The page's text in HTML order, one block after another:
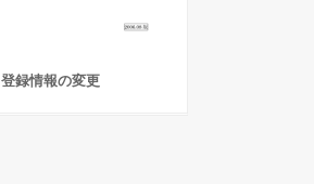
登録情報の変更